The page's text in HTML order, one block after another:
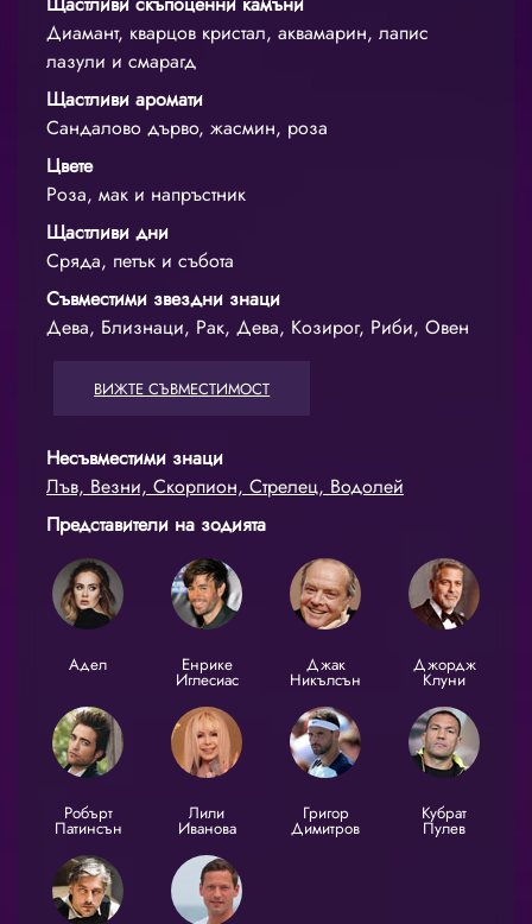
Диамант, кварцов кристал, аквамарин, лапис
лазули и смарагд
Щастливи аромати
Сандалово дърво, жасмин, роза
Цвете
Роза, мак и напръстник
Щастливи дни
Сряда, петък и събота
Съвместими звездни знаци
Дева, Близнаци, Рак, Дева, Козирог, Риби, Овен
ВИЖТЕ СЪВМЕСТИМОСТ
Несъвместими знаци
Лъв, Везни, Скорпион, Стрелец, Водолей
Представители на зодията
Адел Енрике
Иглесиас
Джак
Никълсън
Джордж
Клуни
Робърт
Патинсън
Лили
Иванова
Григор
Димитров
Кубрат
Пулев